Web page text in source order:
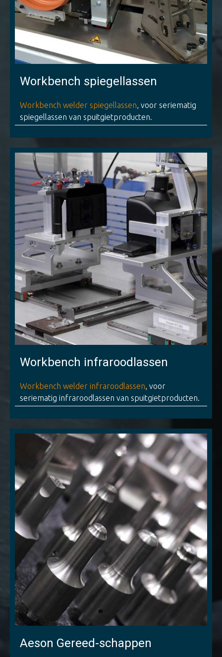
Workbench spiegellassen
Workbench welder spiegellassen , voor seriematig
spiegellassen van spuitgietproducten.
Workbench infraroodlassen
Workbench welder infraroodlassen , voor
seriematig infraroodlassen van spuitgietproducten.
Aeson Gereed-schappen